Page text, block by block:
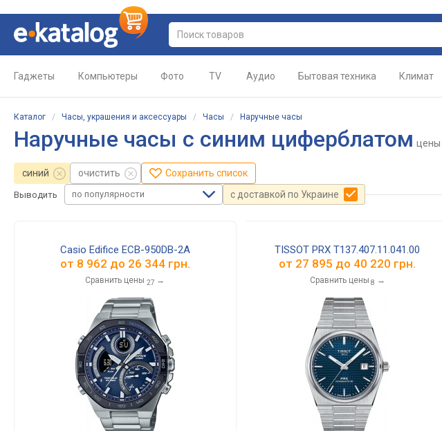
Гаджеты Компьютеры Фото TV Аудио Бытовая техника Климат
Каталог / Часы, украшения и аксессуары / Часы / Наручные часы
Наручные часы с синим циферблатом цены
синий очистить Сохранить список
Выводить по популярности с доставкой по Украине
Casio Edifice ECB-950DB-2A
от 8 962 до 26 344грн.
Сравнить цены 27 →
TISSOT PRX T137.407.11.041.00
от 27 895 до 40 220 грн.
Сравнить цены 8 →